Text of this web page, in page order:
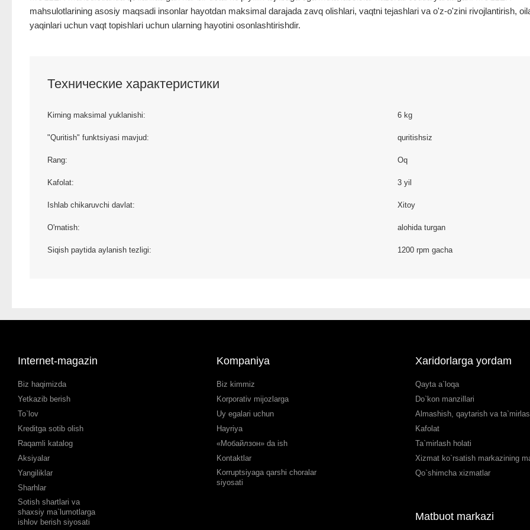
mahsulotlarining asosiy maqsadi insonlar hayotdan maksimal darajada zavq olishlari, vaqtni tejashlari va o'z-o'zini rivojlantirish,
yaqinlari uchun vaqt topishlari uchun ularning hayotini osonlashtirishdir.
Технические характеристики
Kirning maksimal yuklanishi: 6 kg
"Quritish" funktsiyasi mavjud: quritishsiz
Rang: Oq
Kafolat: 3 yil
Ishlab chikaruvchi davlat: Xitoy
O'rnatish: alohida turgan
Siqish paytida aylanish tezligi: 1200 rpm gacha
Internet-magazin
Biz haqimizda
Yetkazib berish
To`lov
Kreditga sotib olish
Raqamli katalog
Aksiyalar
Yangiliklar
Sharhlar
Sotish shartlari va
shaxsiy ma`lumotlarga
ishlov berish siyosati
Kompaniya
Biz kimmiz
Korporativ mijozlarga
Uy egalari uchun
Hayriya
«Мобайлзон» da ish
Kontaktlar
Korruptsiyaga qarshi choralar
siyosati
Xaridorlarga yordam
Qayta a`loqa
Do`kon manzillari
Almashish, qaytarish va
Kafolat
Ta`mirlash holati
Xizmat ko`rsatish markazining
Qo`shimcha xizmatlar
Matbuot markazi